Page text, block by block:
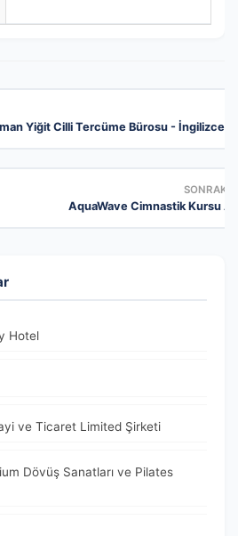
Yiğit Cilli Tercüme Bürosu - İngilizce -
SONRAKI
AquaWave Cimnastik Kursu
Hotel
ve Ticaret Limited Şirketi
Dövüş Sanatları ve Pilates